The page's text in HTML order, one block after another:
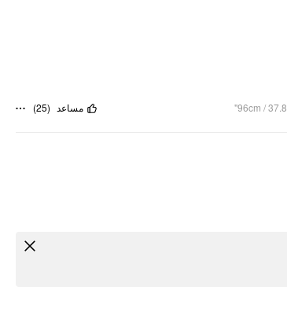
96cm / 37.8" مساعد (
25
)